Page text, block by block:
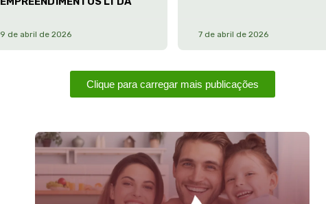
9 de abril de 2026 7 de abril de 2026
Clique para carregar mais publicações